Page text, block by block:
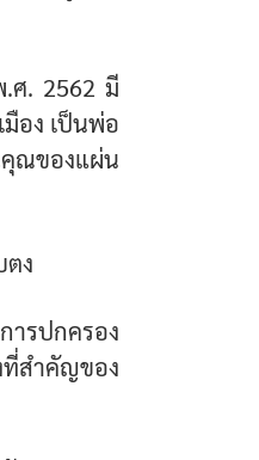
.ศ. 2562 มี
อง เป็นพ่อ
คุณของแผ่น
ตง
ารปกครอง
ที่สำคัญของ